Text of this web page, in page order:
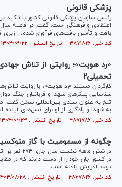
پزشکی قانونی
رئیس سازمان پزشکی قانونی کشور با تأکید
بافت و تأمین بافت‌های فرآوری شده، ارزبری
کد خبر: ۴۸۷۱۸۲۶ تاریخ انتشار : ۱۴۰۴/۰۹/۲۲
«رد هویت»؛ روایتی از تلاش
تحمیلی۲
کارگردان مستند «رد هویت»، با روایت
شناسایی پیکرهای شهدا و قربانیان جنگ
تلخ به عنوان سندی بین‌المللی سخن گفت.
به شهدا و یادگاری از او برای نسل‌های آینده
کد خبر: ۴۸۷۱۷۸۶ تاریخ انتشار : ۱۴۰۴/۰۹/۲۳
چگونه از مسمومیت با گاز
در شش ماهه
درصد افزایش یافته است.
کد خبر: ۴۸۶۷۸۲۶ تاریخ انتشار : ۱۴۰۴/۰۸/۲۸